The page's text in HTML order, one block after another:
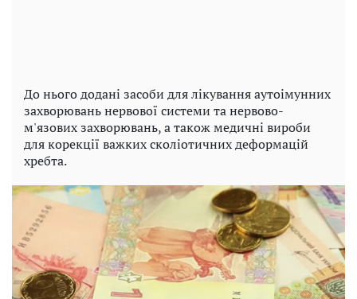
До нього додані засоби для лікування аутоімунних
захворювань нервової системи та нервово-
м'язових захворювань, а також медичні вироби
для корекції важких сколіотичних деформацій
хребта.